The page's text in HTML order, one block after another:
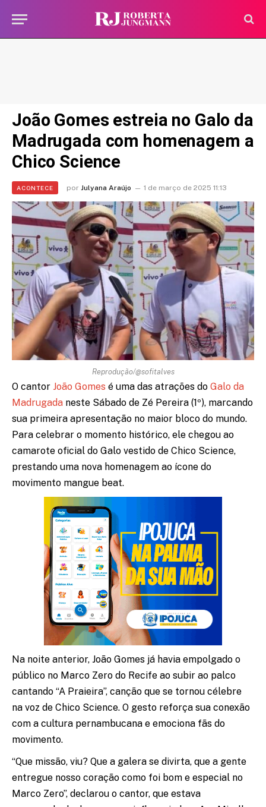
João Gomes estreia no Galo da
Madrugada com homenagem a
Chico Science
ACONTECE por Julyana Araújo 1 de março de 2025 11:13
Reprodução/@sofitalves
O cantor João Gomes é uma das atrações do Galo da
Madrugada neste Sábado de Zé Pereira (1º), marcando
sua primeira apresentação no maior bloco do mundo.
Para celebrar o momento histórico, ele chegou ao
camarote oficial do Galo vestido de Chico Science,
prestando uma nova homenagem ao ícone do
movimento mangue beat.
Na noite anterior, João Gomes já havia empolgado o
público no Marco Zero do Recife ao subir ao palco
cantando “A Praieira”, canção que se tornou célebre
na voz de Chico Science. O gesto reforça sua conexão
com a cultura pernambucana e emociona fãs do
movimento.
“Que missão, viu? Que a galera se divirta, que a gente
entregue nosso coração como foi bom e especial no
Marco Zero”, declarou o cantor, que estava